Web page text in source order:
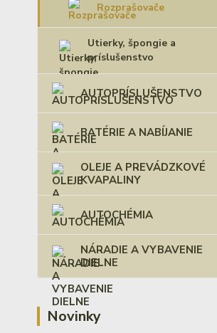
Rozprašovače
Utierky, špongie a
príslušenstvo
AUTOPRÍSLUŠENSTVO
BATÉRIE A NABÍJANIE
OLEJE A PREVÁDZKOVÉ
KVAPALINY
AUTOCHÉMIA
NÁRADIE A VYBAVENIE
DIELNE
Novinky